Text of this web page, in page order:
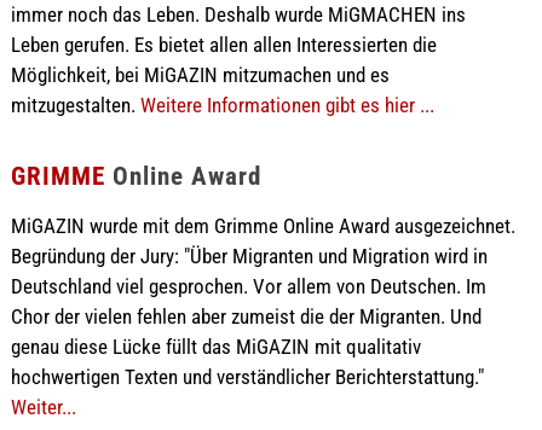
immer noch das Leben. Deshalb wurde MiGMACHEN ins
Leben gerufen. Es bietet allen allen Interessierten die
Möglichkeit, bei MiGAZIN mitzumachen und es
mitzugestalten. Weitere Informationen gibt es hier ...
GRIMME Online Award
MiGAZIN wurde mit dem Grimme Online Award ausgezeichnet.
Begründung der Jury: "Über Migranten und Migration wird in
Deutschland viel gesprochen. Vor allem von Deutschen. Im
Chor der vielen fehlen aber zumeist die der Migranten. Und
genau diese Lücke füllt das MiGAZIN mit qualitativ
hochwertigen Texten und verständlicher Berichterstattung."
Weiter...